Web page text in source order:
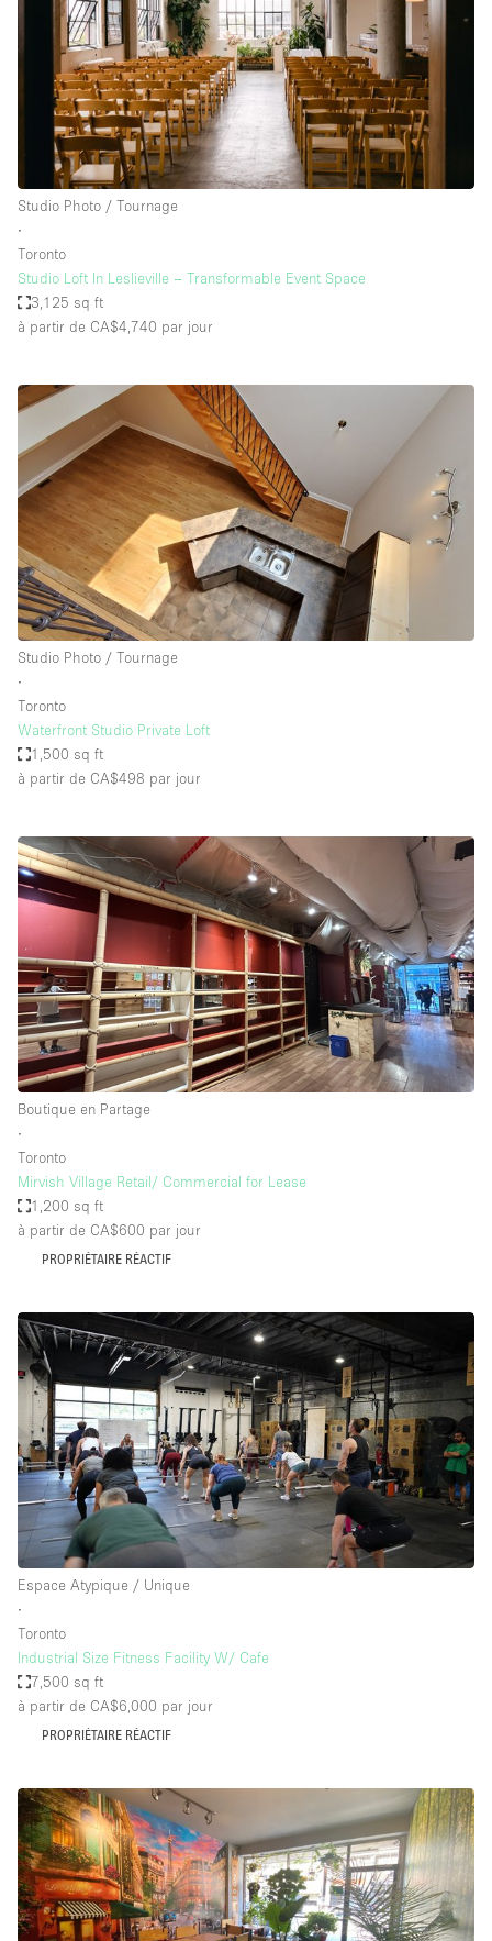
Studio Photo / Tournage
∙
Toronto
Studio Loft In Leslieville – Transformable Event Space
3,125 sq ft
à partir de CA$4,740 par jour
Studio Photo / Tournage
∙
Toronto
Waterfront Studio Private Loft
1,500 sq ft
à partir de CA$498 par jour
Boutique en Partage
∙
Toronto
Mirvish Village Retail/ Commercial for Lease
1,200 sq ft
à partir de CA$600 par jour
PROPRIÉTAIRE RÉACTIF
Espace Atypique / Unique
∙
Toronto
Industrial Size Fitness Facility W/ Cafe
7,500 sq ft
à partir de CA$6,000 par jour
PROPRIÉTAIRE RÉACTIF